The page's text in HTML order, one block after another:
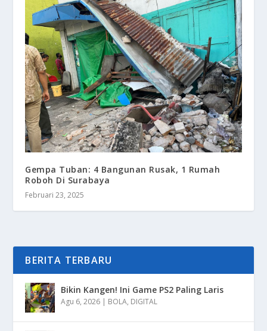
Gempa Tuban: 4 Bangunan Rusak, 1 Rumah
Roboh Di Surabaya
Februari 23, 2025
BERITA TERBARU
Bikin Kangen! Ini Game PS2 Paling Laris
Agu 6, 2026 | BOLA, DIGITAL